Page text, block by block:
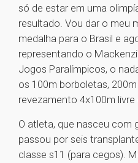
só de estar em uma
resultado. Vou dar o meu
medalha para o Brasil e
representando o
Jogos Paralímpicos, o
os 100m borboletas,
revezamento 4x100m
O atleta, que nasceu com
passou por seis
classe s11 (para cegos).